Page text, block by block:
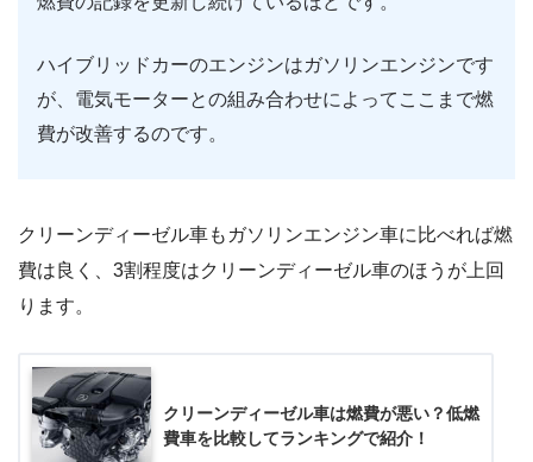
ハイブリッドカーのエンジンはガソリンエンジンです
が、電気モーターとの組み合わせによってここまで燃
費が改善するのです。
クリーンディーゼル車もガソリンエンジン車に比べれば燃
費は良く、3割程度はクリーンディーゼル車のほうが上回
ります。
クリーンディーゼル車は燃費が悪い？低燃
費車を比較してランキングで紹介！